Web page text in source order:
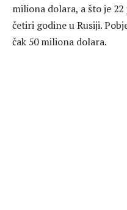
miliona dolara, a što je
četiri godine u Rusiji.
čak 50 miliona dolara.